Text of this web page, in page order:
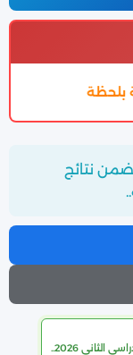
بالمقال بالاسفل
نتائج
2026..